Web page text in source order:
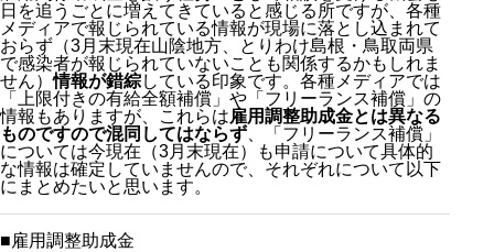
日を追うごとに増えてきていると感じる所ですが、各種
メディアで報じられている情報が現場に落とし込まれて
おらず（3月末現在山陰地方、とりわけ島根・鳥取両県
で感染者が報じられていないことも関係するかもしれま
せん）情報が錯綜している印象です。各種メディアでは
「上限付きの有給全額補償」や「フリーランス補償」の
情報もありますが、これらは雇用調整助成金とは異なる
ものですので混同してはならず 、「フリーランス補償」
については今現在（3月末現在）も申請について具体的
な情報は確定していませんので、それぞれについて以下
にまとめたいと思います。
■雇用調整助成金